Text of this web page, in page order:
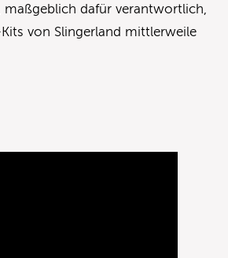
dafür verantwortlich,
von Slingerland mittlerweile